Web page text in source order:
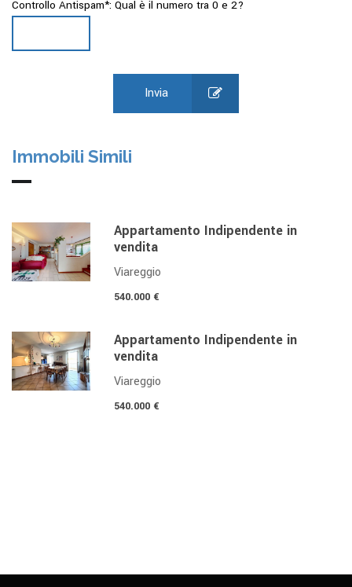
Controllo Antispam*: Qual è il numero tra 0 e 2?
Invia
Immobili Simili
Appartamento Indipendente in
vendita
Viareggio
540.000 €
Appartamento Indipendente in
vendita
Viareggio
540.000 €